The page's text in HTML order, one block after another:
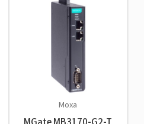
Moxa
MGate MB3170-G2-T